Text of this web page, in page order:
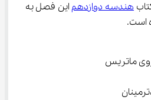
هندسه دوازدهم این فصل به
است.
ماتریس